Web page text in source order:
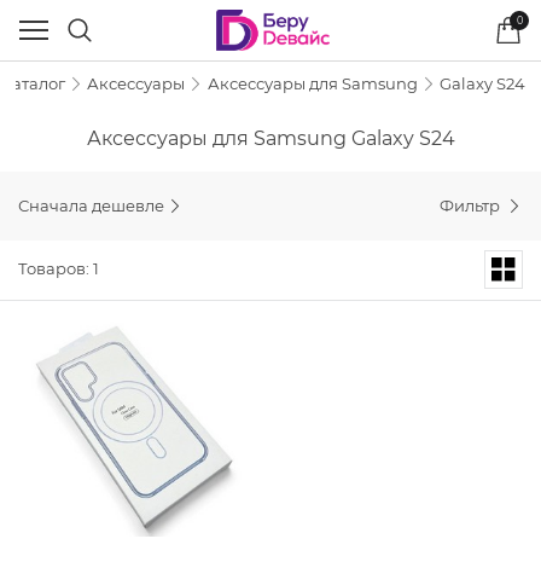
0
Каталог Аксессуары Аксессуары для Samsung Galaxy S24
Аксессуары для Samsung Galaxy S24
Сначала дешевле Фильтр
Товаров: 1